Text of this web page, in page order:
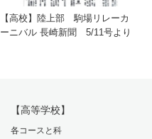
【高校】陸上部 駒場リレーカ
ーニバル 長崎新聞 5/11号より
【高等学校】
各コースと科